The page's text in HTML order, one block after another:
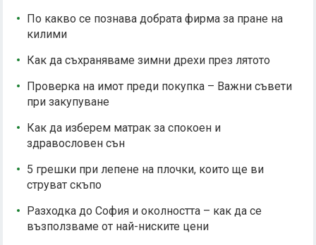
По какво се познава добрата фирма за пране на
килими
Как да съхраняваме зимни дрехи през лятото
Проверка на имот преди покупка – Важни съвети
при закупуване
Как да изберем матрак за спокоен и
здравословен сън
5 грешки при лепене на плочки, които ще ви
струват скъпо
Разходка до София и околността – как да се
възползваме от най-ниските цени